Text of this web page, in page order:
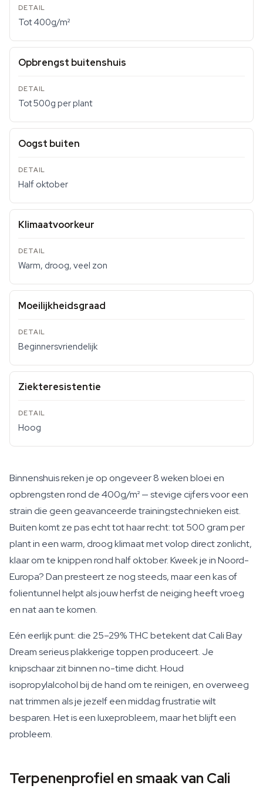
Tot 400g/m²
Opbrengst buitenshuis
Tot 500g per plant
Oogst buiten
Half oktober
Klimaatvoorkeur
Warm, droog, veel zon
Moeilijkheidsgraad
Beginnersvriendelijk
Ziekteresistentie
Hoog
Binnenshuis reken je op ongeveer 8 weken bloei en
opbrengsten rond de 400g/m² — stevige cijfers voor een
strain die geen geavanceerde trainingstechnieken eist.
Buiten komt ze pas echt tot haar recht: tot 500 gram per
plant in een warm, droog klimaat met volop direct zonlicht,
klaar om te knippen rond half oktober. Kweek je in Noord-
Europa? Dan presteert ze nog steeds, maar een kas of
folientunnel helpt als jouw herfst de neiging heeft vroeg
en nat aan te komen.
Eén eerlijk punt: die 25–29% THC betekent dat Cali Bay
Dream serieus plakkerige toppen produceert. Je
knipschaar zit binnen no-time dicht. Houd
isopropylalcohol bij de hand om te reinigen, en overweeg
nat trimmen als je jezelf een middag frustratie wilt
besparen. Het is een luxeprobleem, maar het blijft een
probleem.
Terpenenprofiel en smaak van Cali